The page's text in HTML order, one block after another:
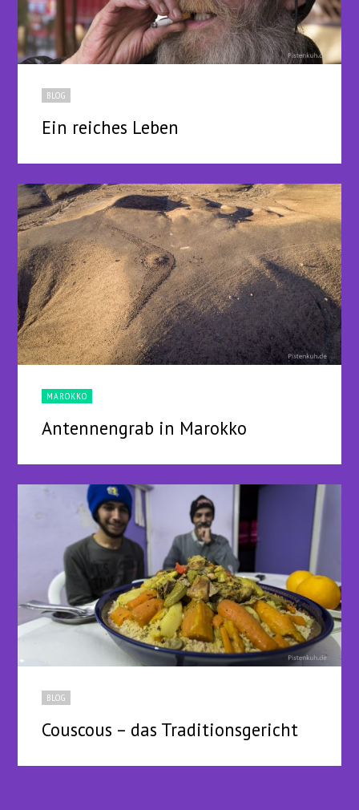
BLOG
Ein reiches Leben
MAROKKO
Antennengrab in Marokko
BLOG
Couscous – das Traditionsgericht